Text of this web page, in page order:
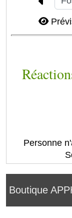
Boutique
Personne